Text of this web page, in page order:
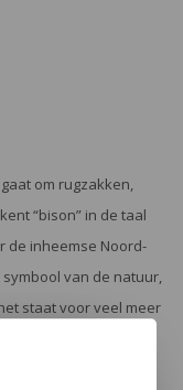
om rugzakken,
“bison” in de taal
de inheemse Noord-
van de natuur,
staat voor veel meer
Als een outdoor
kenmerken. Dat is